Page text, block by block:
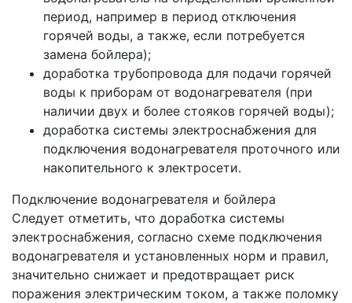
период, например в период отключения
горячей воды, а также, если потребуется
замена бойлера);
доработка трубопровода для подачи горячей
воды к приборам от водонагревателя (при
наличии двух и более стояков горячей воды);
доработка системы электроснабжения для
подключения водонагревателя проточного или
накопительного к электросети.
Подключение водонагревателя и бойлера
Следует отметить, что доработка системы
электроснабжения, согласно схеме подключения
водонагревателя и установленных норм и правил,
значительно снижает и предотвращает риск
поражения электрическим током, а также поломку